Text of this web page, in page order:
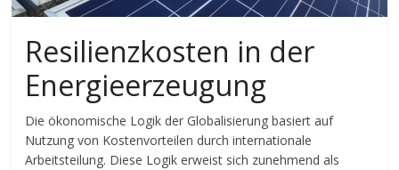
Resilienzkosten in der
Energieerzeugung
Die ökonomische Logik der Globalisierung basiert auf
Nutzung von Kostenvorteilen durch internationale
Arbeitsteilung. Diese Logik erweist sich zunehmend als